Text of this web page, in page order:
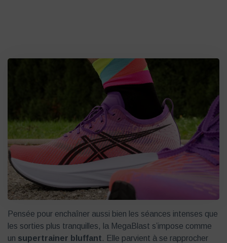
Pensée pour enchaîner aussi bien les séances intenses que
les sorties plus tranquilles, la MegaBlast s’impose comme
un supertrainer bluffant. Elle parvient à se rapprocher